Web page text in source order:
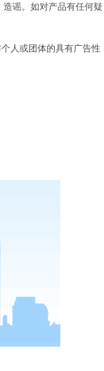
谣。如对产品有任何疑
人或团体的具有广告性